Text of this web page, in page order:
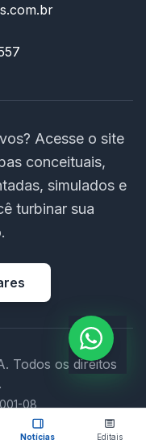
Notícias Editais
Acesse o site
conceituais,
simulados e
turbinar sua
Todos os direitos
08